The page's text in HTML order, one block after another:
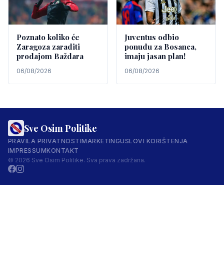
Poznato koliko će
Zaragoza zaraditi
prodajom Baždara
06/08/2026
Juventus odbio
ponudu za Bosanca,
imaju jasan plan!
06/08/2026
Sve Osim Politike
PRAVILA PRIVATNOSTIMARKETINGUSLOVI KORIŠTENJA
IMPRESSUMKONTAKT
© 2026 Sve Osim Politike. Sva prava zadržana.